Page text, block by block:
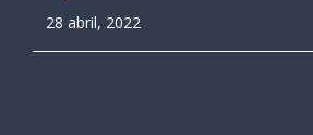
28 abril, 2022